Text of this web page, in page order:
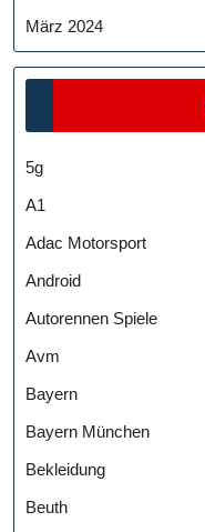
März 2024
5g
A1
Adac Motorsport
Android
Autorennen Spiele
Avm
Bayern
Bayern München
Bekleidung
Beuth